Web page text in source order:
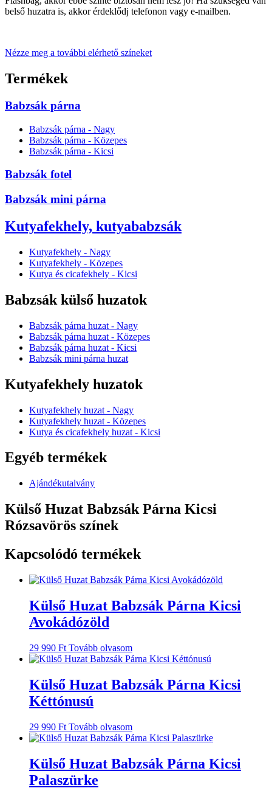
belső huzatra is, akkor érdeklődj telefonon vagy e-mailben.
Nézze meg a további elérhető színeket
Termékek
Babzsák párna
Babzsák párna - Nagy
Babzsák párna - Közepes
Babzsák párna - Kicsi
Babzsák fotel
Babzsák mini párna
Kutyafekhely, kutyababzsák
Kutyafekhely - Nagy
Kutyafekhely - Közepes
Kutya és cicafekhely - Kicsi
Babzsák külső huzatok
Babzsák párna huzat - Nagy
Babzsák párna huzat - Közepes
Babzsák párna huzat - Kicsi
Babzsák mini párna huzat
Kutyafekhely huzatok
Kutyafekhely huzat - Nagy
Kutyafekhely huzat - Közepes
Kutya és cicafekhely huzat - Kicsi
Egyéb termékek
Ajándékutalvány
Külső Huzat Babzsák Párna Kicsi
Rózsavörös színek
Kapcsolódó termékek
Külső Huzat Babzsák Párna Kicsi
Avokádózöld
29 990 Ft Tovább olvasom
Külső Huzat Babzsák Párna Kicsi
Kéttónusú
29 990 Ft Tovább olvasom
Külső Huzat Babzsák Párna Kicsi
Palaszürke